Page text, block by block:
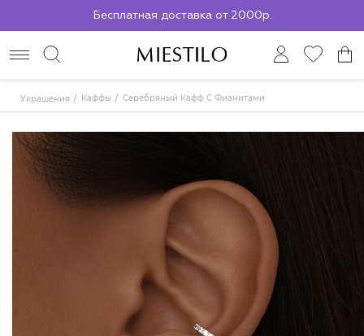
Бесплатная доставка от 2000р.
По всей России до ПВЗ СДЭК
Украшения Каффы Серебряный Кафф С Фианитами